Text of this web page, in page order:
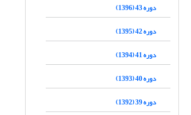
دوره 43 (1396)
دوره 42 (1395)
دوره 41 (1394)
دوره 40 (1393)
دوره 39 (1392)